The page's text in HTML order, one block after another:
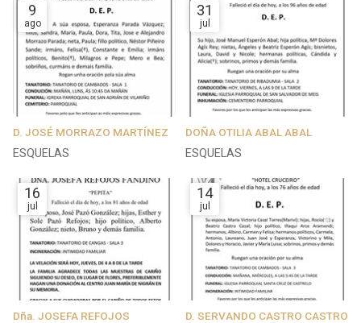
9
ago
D. JOSÉ MORRAZO MARTÍNEZ
ESQUELAS
31
jul
DOÑA OTILIA ABAL ABAL
ESQUELAS
16
jul
Dña. JOSEFA REFOJOS
14
jul
D. SERVANDO CASTRO CASTRO